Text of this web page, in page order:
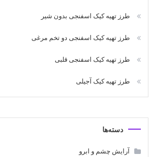
طرز تهیه کیک اسفنجی بدون شیر
طرز تهیه کیک اسفنجی دو تخم مرغی
طرز تهیه کیک اسفنجی قلبی
طرز تهیه کیک آجیلی
دسته‌ها
آرایش چشم و ابرو